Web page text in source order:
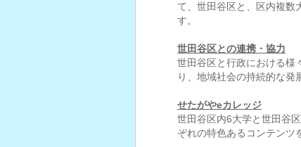
て、世田谷区と、区内複数
す。
世田谷区との連携・協力
世田谷区と行政における様
り、地域社会の持続的な発
せたがやeカレッジ
世田谷区内6大学と世田谷
ぞれの特色あるコンテンツ